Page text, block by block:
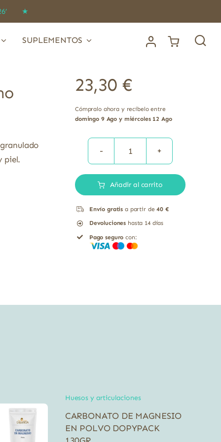
★
SUPLEMENTOS
piel.
23,30 €
Cómpralo ahora y recíbelo entre
domingo 9 Ago y miércoles 12 Ago
Colnatur
Colágeno
300gr
Bote
cantidad
Añadir al carrito
Envío gratis a partir de40 €
Devoluciones hasta 14 días
Pago seguro con:
Huesos y articulaciones
CARBONATO DE MAGNESIO
EN POLVO DOPYPACK